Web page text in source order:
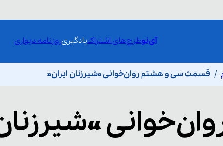
آی‌نوطرح‌های اشتراکیادگیریروزنامه دیواری
قسمت سی و هشتم روان‌خوانی «شیرزنان ایران»